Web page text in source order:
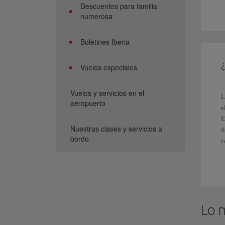
Lo
Descuentos para familia
numerosa
Boletines Iberia
Vuelos especiales
Vuelos y servicios en el
aeropuerto
Nuestras clases y servicios a
bordo